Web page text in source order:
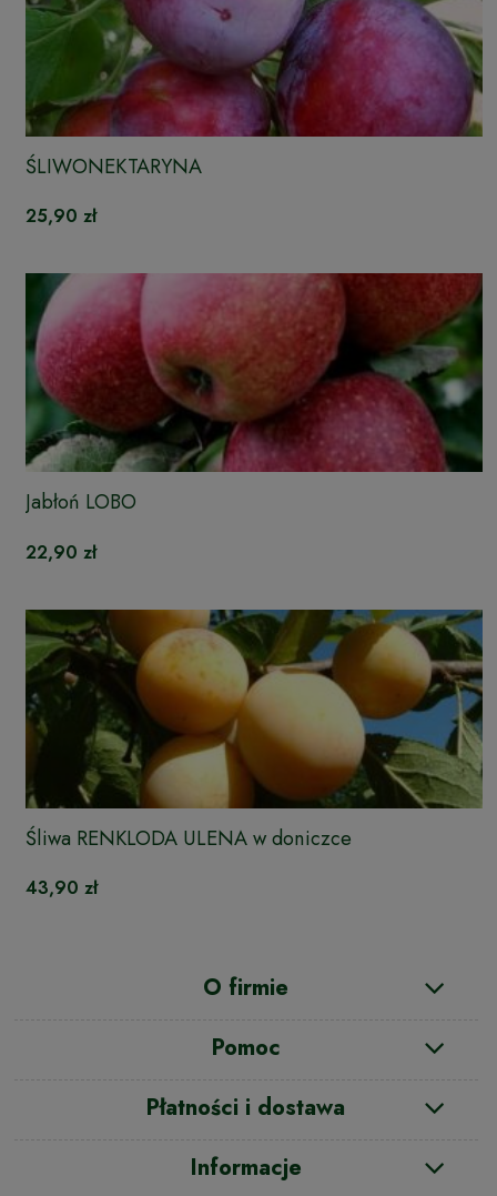
ŚLIWONEKTARYNA
25,90 zł
Jabłoń LOBO
22,90 zł
Śliwa RENKLODA ULENA w doniczce
43,90 zł
O firmie
Pomoc
Płatności i dostawa
Informacje